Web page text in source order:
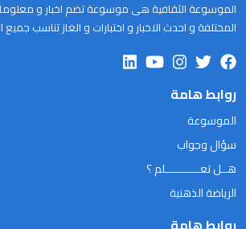
الموسوعة الثقافية هى موسوعة تضم اخبار و
المختلفة و احدث الاخبار و اختبارات و الغاز تناسب جميع
روابط هامة
الموسوعة
سؤال وجواب
هــل تعـــــــــــلم ؟
الرياضة الذهنية